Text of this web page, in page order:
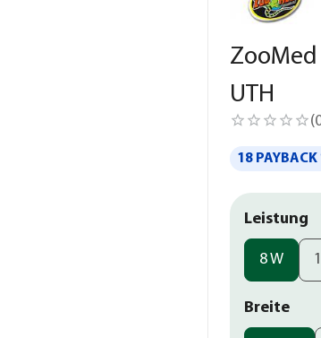
UTH
(
18
Leistung
8 W
Breite